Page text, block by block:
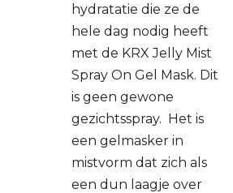
hydratatie die ze de
hele dag nodig heeft
met de KRX Jelly Mist
Spray On Gel Mask. Dit
is geen gewone
gezichtsspray. Het is
een gelmasker in
mistvorm dat zich als
een dun laagje over